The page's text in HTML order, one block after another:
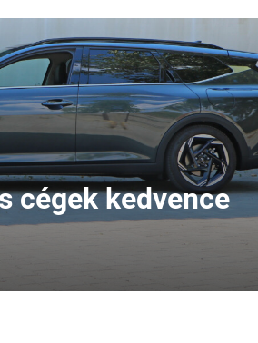
cégek kedvence